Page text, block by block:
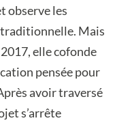
observe les
Mais
elle cofonde
pensée pour
avoir traversé
s’arrête